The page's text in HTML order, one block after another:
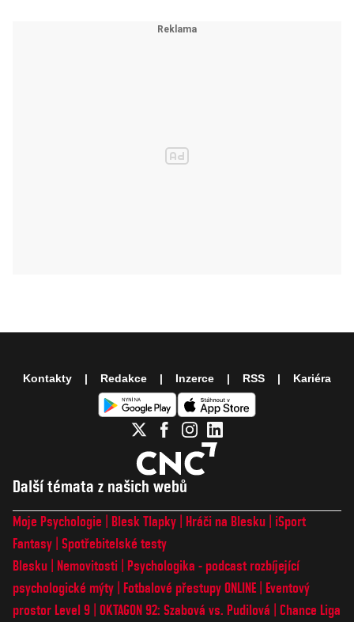
Další témata z našich webů
Moje Psychologie Blesk Tlapky Hráči na Blesku
iSport
Fantasy Spotřebitelské testy
Blesku
Nemovitosti
Psychologika - podcast rozbíjející
psychologické mýty
Fotbalové přestupy ONLINE
Eventový
prostor Level 9 OKTAGON 92: Szabová vs. Pudilová
Chance Liga
Kontakty Redakce Inzerce RSS Kariéra